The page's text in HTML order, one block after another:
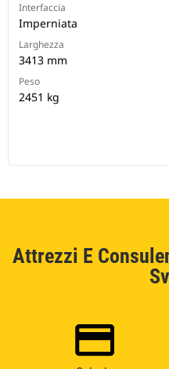
Interfaccia
Imperniata
Larghezza
3413 mm
Peso
2451 kg
Attrezzi E